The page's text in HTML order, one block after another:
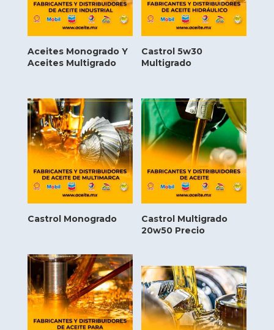
Aceites Monogrado Y
Aceites Multigrado
Castrol 5w30
Multigrado
Castrol Monogrado
Castrol Multigrado
20w50 Precio